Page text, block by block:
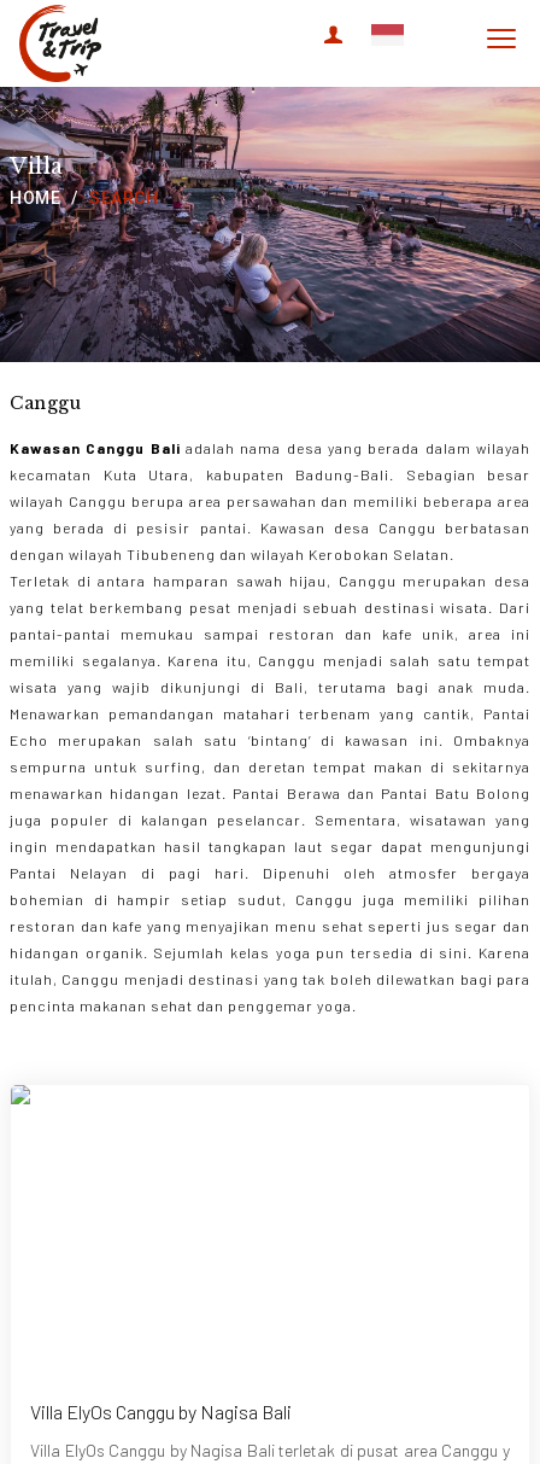
travel & trip
Villa
HOME SEARCH
Canggu
Kawasan Canggu Bali adalah nama desa yang berada dalam wilayah
kecamatan Kuta Utara, kabupaten Badung-Bali. Sebagian besar
wilayah Canggu berupa area persawahan dan memiliki beberapa area
yang berada di pesisir pantai. Kawasan desa Canggu berbatasan
dengan wilayah Tibubeneng dan wilayah Kerobokan Selatan.
Terletak di antara hamparan sawah hijau, Canggu merupakan desa
yang telat berkembang pesat menjadi sebuah destinasi wisata. Dari
pantai-pantai memukau sampai restoran dan kafe unik, area ini
memiliki segalanya. Karena itu, Canggu menjadi salah satu tempat
wisata yang wajib dikunjungi di Bali, terutama bagi anak muda.
Menawarkan pemandangan matahari terbenam yang cantik, Pantai
Echo merupakan salah satu ‘bintang’ di kawasan ini. Ombaknya
sempurna untuk surfing, dan deretan tempat makan di sekitarnya
menawarkan hidangan lezat. Pantai Berawa dan Pantai Batu Bolong
juga populer di kalangan peselancar. Sementara, wisatawan yang
ingin mendapatkan hasil tangkapan laut segar dapat mengunjungi
Pantai Nelayan di pagi hari. Dipenuhi oleh atmosfer bergaya
bohemian di hampir setiap sudut, Canggu juga memiliki pilihan
restoran dan kafe yang menyajikan menu sehat seperti jus segar dan
hidangan organik. Sejumlah kelas yoga pun tersedia di sini. Karena
itulah, Canggu menjadi destinasi yang tak boleh dilewatkan bagi para
pencinta makanan sehat dan penggemar yoga.
Villa ElyOs Canggu by Nagisa Bali
Villa ElyOs Canggu by Nagisa Bali terletak di pusat area Canggu y